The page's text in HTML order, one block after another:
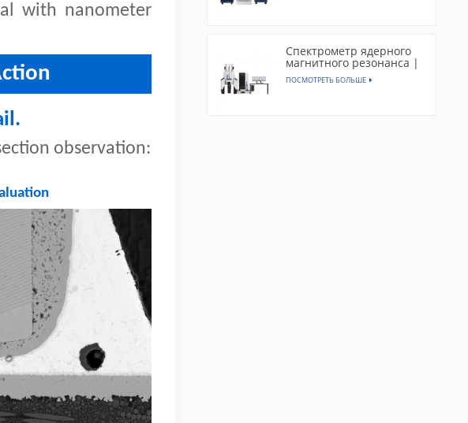
with nanometer
observation:
Спектрометр ядерного
магнитного резонанса |
CAN400
ПОСМОТРЕТЬ БОЛЬШЕ